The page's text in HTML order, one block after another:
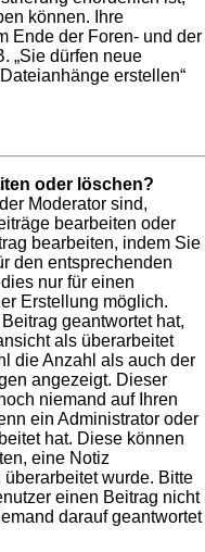
können. Ihre
Ende der Foren- und der
„Sie dürfen neue
erstellen“
oder löschen?
Moderator sind,
bearbeiten oder
bearbeiten, indem Sie
den entsprechenden
nur für einen
Erstellung möglich.
geantwortet hat,
als überarbeitet
die Anzahl als auch der
angezeigt. Dieser
niemand auf Ihren
ein Administrator oder
hat. Diese können
eine Notiz
wurde. Bitte
einen Beitrag nicht
darauf geantwortet